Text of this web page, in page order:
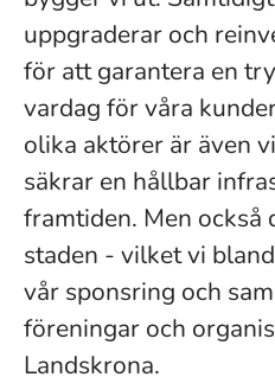
uppgraderar och
för att garantera en
vardag för våra
olika aktörer är även
säkrar en hållbar
framtiden. Men
staden - vilket vi
vår sponsring och
föreningar och
Landskrona.